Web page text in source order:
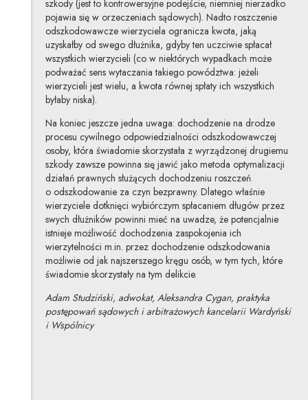
szkody (jest to kontrowersyjne podejście, niemniej nierzadko
pojawia się w orzeczeniach sądowych). Nadto roszczenie
odszkodowawcze wierzyciela ogranicza kwota, jaką
uzyskałby od swego dłużnika, gdyby ten uczciwie spłacał
wszystkich wierzycieli (co w niektórych wypadkach może
podważać sens wytaczania takiego powództwa: jeżeli
wierzycieli jest wielu, a kwota równej spłaty ich wszystkich
byłaby niska).
Na koniec jeszcze jedna uwaga: dochodzenie na drodze
procesu cywilnego odpowiedzialności odszkodowawczej
osoby, która świadomie skorzystała z wyrządzonej drugiemu
szkody zawsze powinna się jawić jako metoda optymalizacji
działań prawnych służących dochodzeniu roszczeń
o odszkodowanie za czyn bezprawny. Dlatego właśnie
wierzyciele dotknięci wybiórczym spłacaniem długów przez
swych dłużników powinni mieć na uwadze, że potencjalnie
istnieje możliwość dochodzenia zaspokojenia ich
wierzytelności m.in. przez dochodzenie odszkodowania
możliwie od jak najszerszego kręgu osób, w tym tych, które
świadomie skorzystały na tym delikcie.
Adam Studziński, adwokat, Aleksandra Cygan, praktyka
postępowań sądowych i arbitrażowych kancelarii Wardyński
i Wspólnicy